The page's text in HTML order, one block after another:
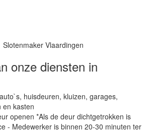
onze diensten in
huisdeuren, kluizen, garages,
en kasten
openen *Als de deur dichtgetrokken is
- Medewerker is binnen 20-30 minuten ter